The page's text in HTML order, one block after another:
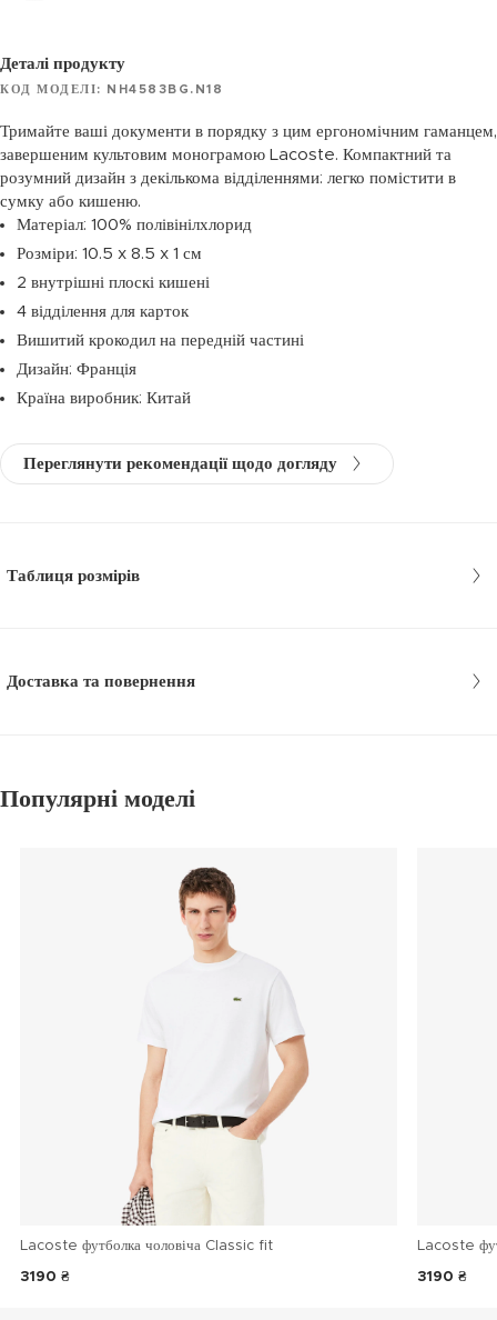
Деталі продукту
КОД МОДЕЛІ: NH4583BG.N18
Тримайте ваші документи в порядку з цим ергономічним гаманцем,
завершеним культовим монограмою Lacoste. Компактний та
розумний дизайн з декількома відділеннями: легко помістити в
сумку або кишеню.
Матеріал: 100% полівінілхлорид
Розміри: 10.5 x 8.5 x 1 см
2 внутрішні плоскі кишені
4 відділення для карток
Вишитий крокодил на передній частині
Дизайн: Франція
Країна виробник: Китай
Переглянути рекомендації щодо догляду
Таблиця розмірів
Доставка та повернення
Популярні моделі
Lacoste футболка чоловіча Classic fit
3190 ₴
Lacoste
3190 ₴